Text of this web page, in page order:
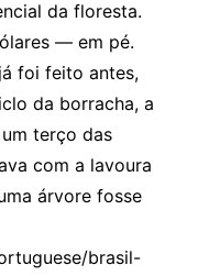
da floresta.
— em pé.
foi feito antes,
da borracha, a
terço das
com a lavoura
árvore fosse
brasil-